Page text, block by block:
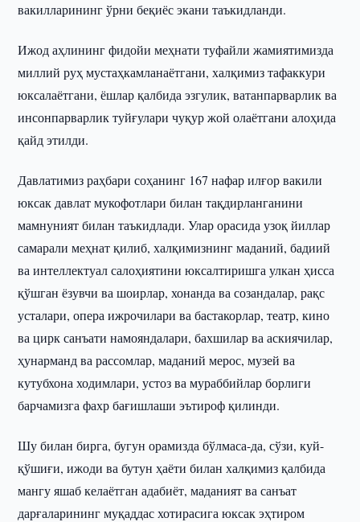
вакилларининг ўрни беқиёс экани таъкидланди.
Ижод аҳлининг фидойи меҳнати туфайли жамиятимизда
миллий руҳ мустаҳкамланаётгани, халқимиз тафаккури
юксалаётгани, ёшлар қалбида эзгулик, ватанпарварлик ва
инсонпарварлик туйғулари чуқур жой олаётгани алоҳида
қайд этилди.
Давлатимиз раҳбари соҳанинг 167 нафар илғор вакили
юксак давлат мукофотлари билан тақдирланганини
мамнуният билан таъкидлади. Улар орасида узоқ йиллар
самарали меҳнат қилиб, халқимизнинг маданий, бадиий
ва интеллектуал салоҳиятини юксалтиришга улкан ҳисса
қўшган ёзувчи ва шоирлар, хонанда ва созандалар, рақс
усталари, опера ижрочилари ва бастакорлар, театр, кино
ва цирк санъати намояндалари, бахшилар ва аскиячилар,
ҳунарманд ва рассомлар, маданий мерос, музей ва
кутубхона ходимлари, устоз ва мураббийлар борлиги
барчамизга фахр бағишлаши эътироф қилинди.
Шу билан бирга, бугун орамизда бўлмаса-да, сўзи, куй-
қўшиғи, ижоди ва бутун ҳаёти билан халқимиз қалбида
мангу яшаб келаётган адабиёт, маданият ва санъат
дарғаларининг муқаддас хотирасига юксак эҳтиром